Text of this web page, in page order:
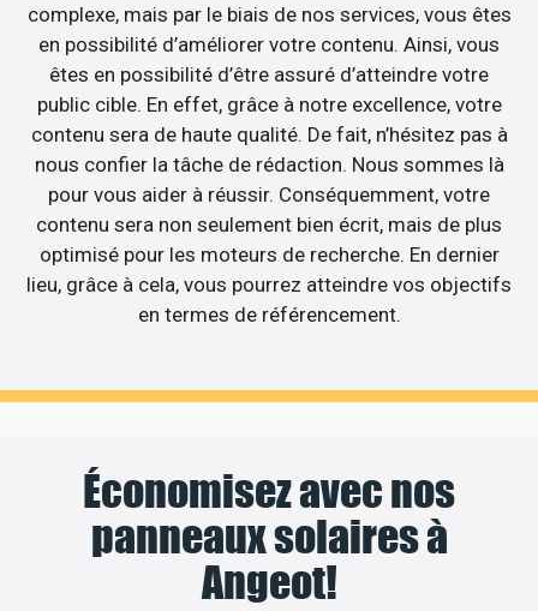
complexe, mais par le biais de nos services, vous êtes
en possibilité d’améliorer votre contenu. Ainsi, vous
êtes en possibilité d’être assuré d’atteindre votre
public cible. En effet, grâce à notre excellence, votre
contenu sera de haute qualité. De fait, n’hésitez pas à
nous confier la tâche de rédaction. Nous sommes là
pour vous aider à réussir. Conséquemment, votre
contenu sera non seulement bien écrit, mais de plus
optimisé pour les moteurs de recherche. En dernier
lieu, grâce à cela, vous pourrez atteindre vos objectifs
en termes de référencement.
Économisez avec nos
panneaux solaires à
Angeot!